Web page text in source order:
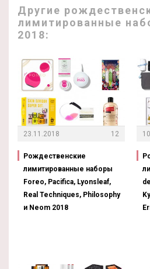
Другие
лимитированные
2018:
23.11.2018 12
Рождественские
лимитированные наборы
Foreo, Pacifica, Lyonsleaf,
Real Techniques, Philosophy
и Neom 2018